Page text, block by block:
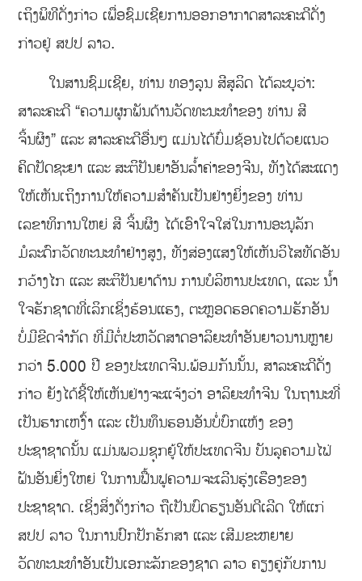
ເຖິງພິທີດັ່ງກ່າວ ເພື່ອຊົມເຊີຍການອອກອາກາດສາລະຄະດີດັ່ງ
ກ່າວຢູ່ ສປປ ລາວ.
ໃນສານຊົມເຊີຍ, ທ່ານ ທອງລຸນ ສີສຸລິດ ໄດ້ລະບຸວ່າ:
ສາລະຄະດີ “ຄວາມຜູກພັນດ້ານວັດທະນະທຳຂອງ ທ່ານ ສີ
ຈິ້ນຜິງ” ແລະ ສາລະຄະດີອື່ນໆ ແມ່ນໄດ້ບົ່ມຊ້ອນໄປດ້ວຍແນວ
ຄິດປັດຊະຍາ ແລະ ສະຕິປັນຍາອັນລ້ຳຄ່າຂອງຈີນ, ທັງໄດ້ສະແດງ
ໃຫ້ເຫັນເຖິງການໃຫ້ຄວາມສຳຄັນເປັນຢ່າງຍິ່ງຂອງ ທ່ານ
ເລຂາທິການໃຫຍ່ ສີ ຈິ້ນຜິງ ໄດ້ເອົາໃຈໃສ່ໃນການອະນຸລັກ
ມໍລະດົກວັດທະນະທຳຢ່າງສູງ, ທັງສ່ອງແສງໃຫ້ເຫັນວິໄສທັດອັນ
ກວ້າງໄກ ແລະ ສະຕິປັນຍາດ້ານ ການບໍລິຫານປະເທດ, ແລະ ນ້ຳ
ໃຈຮັກຊາດທີ່ເລິກເຊິ່ງຮ້ອນແຮງ, ຕະຫຼອດຮອດຄວາມຮັກອັນ
ບໍ່ມີຂີດຈຳກັດ ທີ່ມີຕໍ່ປະຫວັດສາດອາລິຍະທຳອັນຍາວນານຫຼາຍ
ກວ່າ 5.000 ປີ ຂອງປະເທດຈີນ.ພ້ອມກັນນັ້ນ, ສາລະຄະດີດັ່ງ
ກ່າວ ຍັງໄດ້ຊີ້ໃຫ້ເຫັນຢ່າງຈະແຈ້ງວ່າ ອາລິຍະທຳຈີນ ໃນຖານະທີ່
ເປັນຮາກເຫງົ້າ ແລະ ເປັນທຶນຮອນອັນບໍ່ບົກແຫ້ງ ຂອງ
ປະຊາຊາດນັ້ນ ແມ່ນພວມຊຸກຍູ້ໃຫ້ປະເທດຈີນ ບັນລຸຄວາມໄຟ່
ຝັນອັນຍິ່ງໃຫຍ່ ໃນການຟື້ນຟູຄວາມຈະເລີນຮຸ່ງເຮືອງຂອງ
ປະຊາຊາດ. ເຊິ່ງສິ່ງດັ່ງກ່າວ ຖືເປັນບົດຮຽນອັນດີເລີດ ໃຫ້ແກ່
ສປປ ລາວ ໃນການປົກປັກຮັກສາ ແລະ ເສີມຂະຫຍາຍ
ວັດທະນະທຳອັນເປັນເອກະລັກຂອງຊາດ ລາວ ຄຽງຄູ່ກັບການ